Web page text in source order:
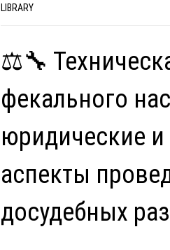
LIBRARY
⚖️🔧
фекального
юридические
аспекты
досудебных